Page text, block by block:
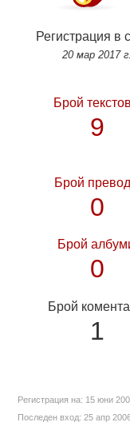
Регистрация в
20 мар 2017 г.
Брой
9
Брой
0
Брой
0
Брой
1
Регистрация на: 15 юни
Последен вход: 25 апр